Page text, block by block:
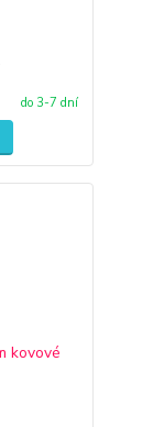
do 3-7 dní